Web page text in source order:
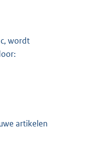
wordt
artikelen